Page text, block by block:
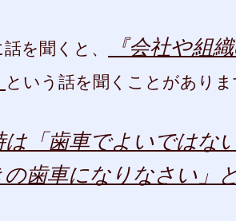
を聞くと、
『会社や組
という話を聞くことがあり
は「歯車でよいではな
の歯車になりなさい」